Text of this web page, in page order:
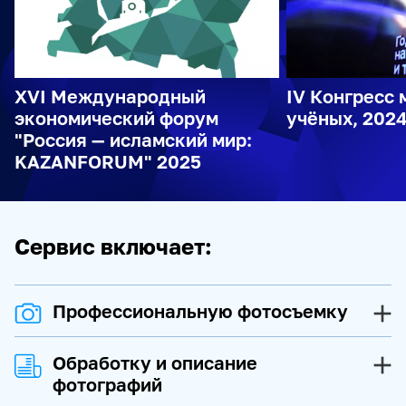
Отправить
XVI Международный
экономический форум
"Россия — исламский мир:
KAZANFORUM" 2025
IV Конгресс
учёных,
Сервис включает:
Профессиональную фотосъемку
спортивной и других направлений программы,
выставочных и бизнес-пространств,
Обработку и описание
фотографий